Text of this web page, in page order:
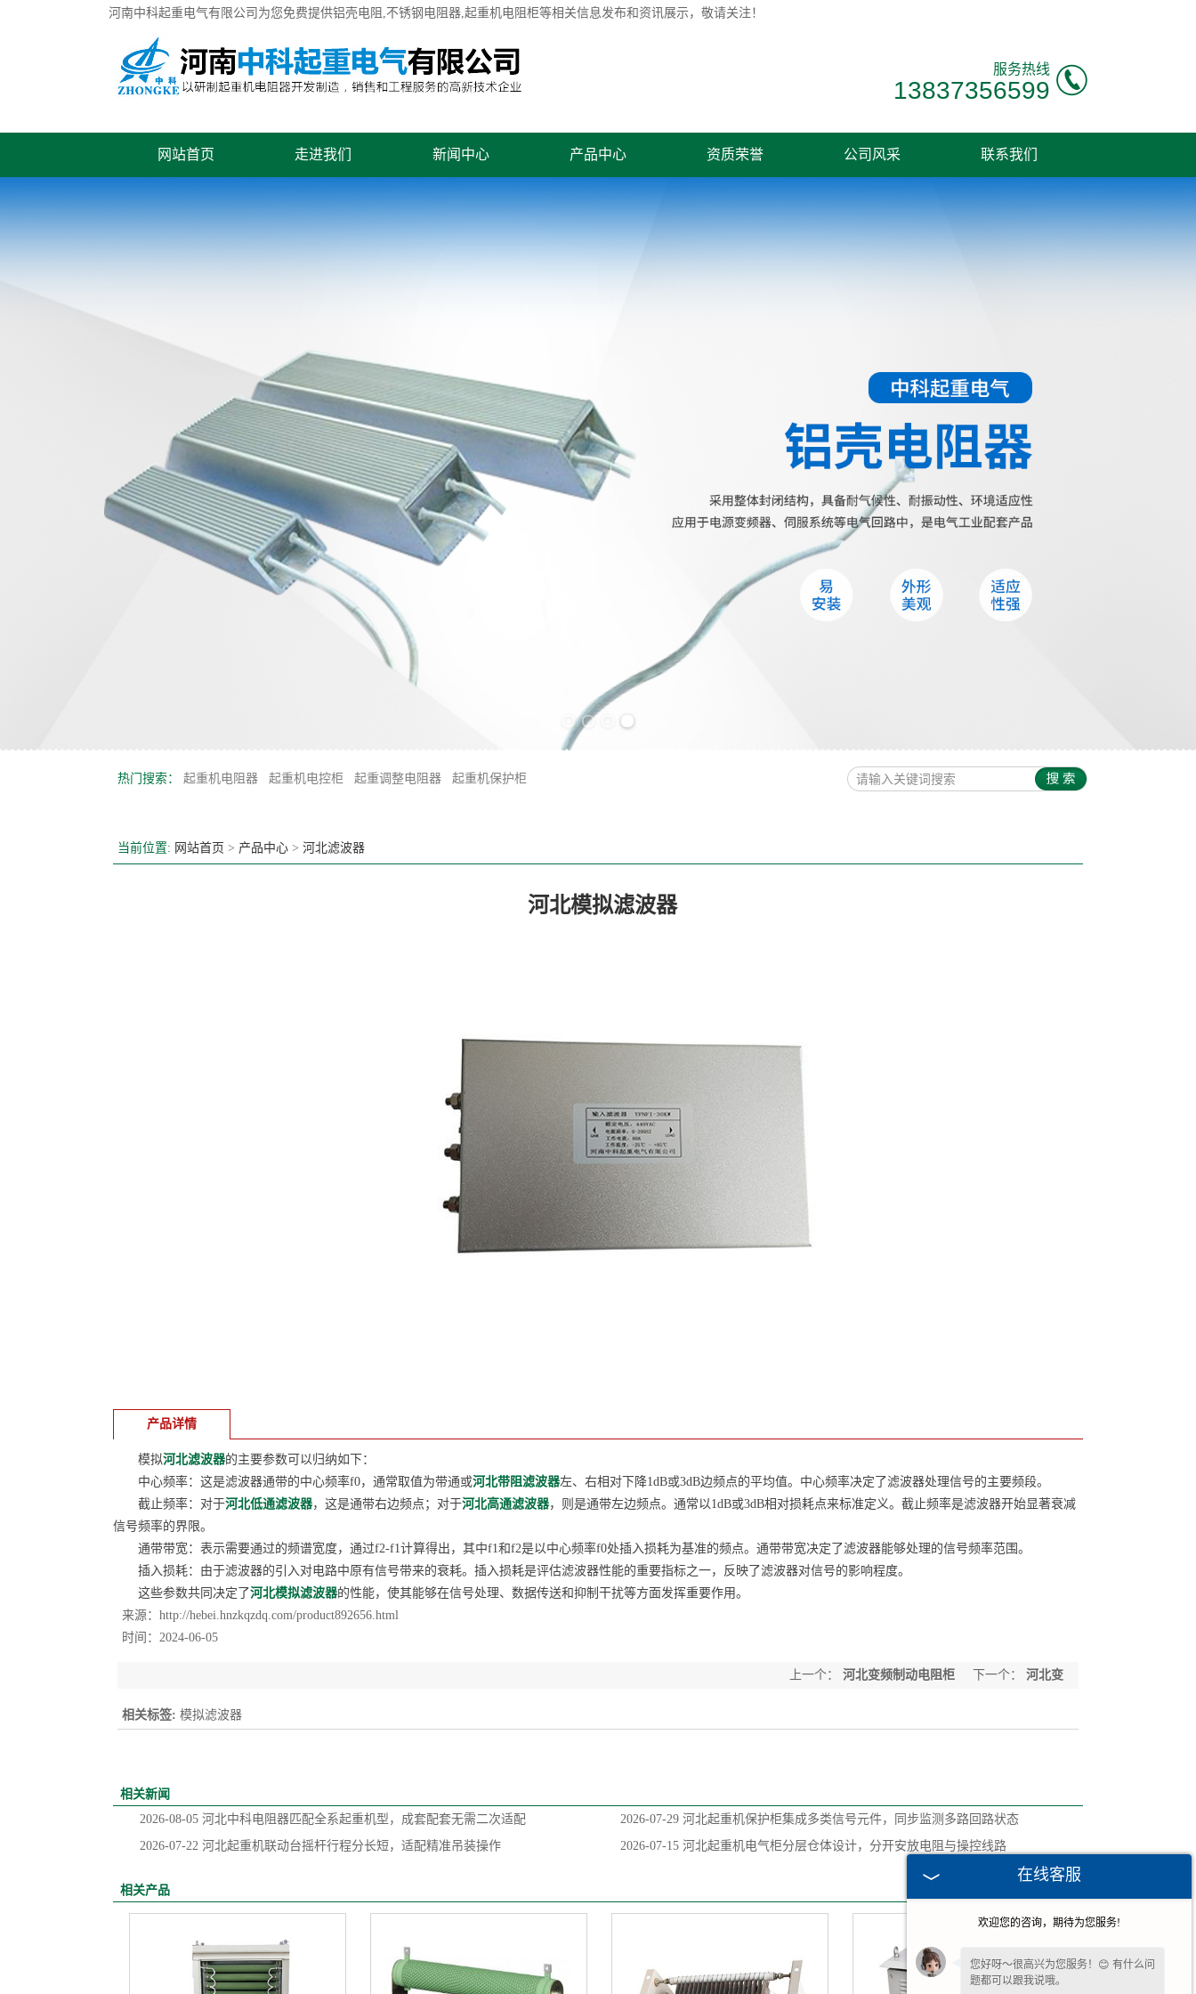
河南中科起重电气有限公司为您免费提供铝壳电阻 ,不锈钢电阻器,起重机电阻柜等相关信息发布和资讯展示，敬请关注！
服务热线
13837356599
网站首页 走进我们 新闻中心 产品中心 资质荣誉 公司风采 联系我们
热门搜索： 起重机电阻器 起重机电控柜 起重调整电阻器 起重机保护柜
当前位置: 网站首页 > 产品中心 > 河北滤波器
河北模拟滤波器
产品详情
模拟河北滤波器的主要参数可以归纳如下：
中心频率：这是滤波器通带的中心频率f0，通常取值为带通或河北带阻滤波器左、右相对下降1dB或3dB边频点的平均值。中心频率决定了滤波器处理信号的主要频段。
截止频率：对于河北低通滤波器，这是通带右边频点；对于河北高通滤波器，则是通带左边频点。通常以1dB或3dB相对损耗点来标准定义。截止频率是滤波器开始显著衰减
信号频率的界限。
通带带宽：表示需要通过的频谱宽度，通过f2-f1计算得出，其中f1和f2是以中心频率f0处插入损耗为基准的频点。通带带宽决定了滤波器能够处理的信号频率范围。
插入损耗：由于滤波器的引入对电路中原有信号带来的衰耗。插入损耗是评估滤波器性能的重要指标之一，反映了滤波器对信号的影响程度。
这些参数共同决定了河北模拟滤波器的性能，使其能够在信号处理、数据传送和抑制干扰等方面发挥重要作用。
来源： http://hebei.hnzkqzdq.com/product892656.html
时间：2024-06-05
上一个： 河北变频制动电阻柜 下一个：
河北变
相关标签: 模拟滤波器
相关新闻
2026-08-05 河北中科电阻器匹配全系起重机型，成套配套无需二次适配 2026-07-29 河北起重机保护柜集成多类信号元件，同步监测多路回路状态
2026-07-22 河北起重机联动台摇杆行程分长短，适配精准吊装操作 2026-07-15 河北起重机电气柜分层仓体设计，分开安放电阻与操控线路
相关产品
在线客服
欢迎您的咨询，期待为您服务!
您好呀～很高兴为您服务！😊 有什么问
题都可以跟我说哦。